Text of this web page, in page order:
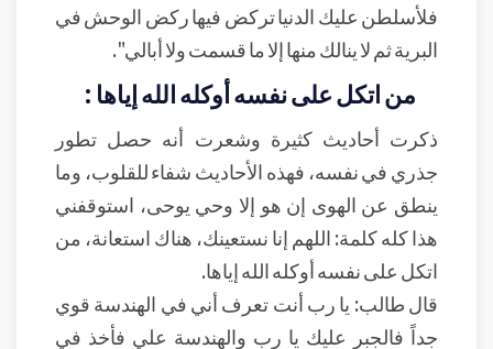
فلأسلطن عليك الدنيا تركض فيها ركض الوحش في
البرية ثم لا ينالك منها إلا ما قسمت ولا أبالي".
من اتكل على نفسه أوكله الله إياها :
ذكرت أحاديث كثيرة وشعرت أنه حصل تطور
جذري في نفسه، فهذه الأحاديث شفاء للقلوب، وما
ينطق عن الهوى إن هو إلا وحي يوحى، استوقفني
هذا كله كلمة: اللهم إنا نستعينك، هناك استعانة، من
اتكل على نفسه أوكله الله إياها.
قال طالب: يا رب أنت تعرف أني في الهندسة قوي
جداً فالجبر عليك يا رب والهندسة علي فأخذ في